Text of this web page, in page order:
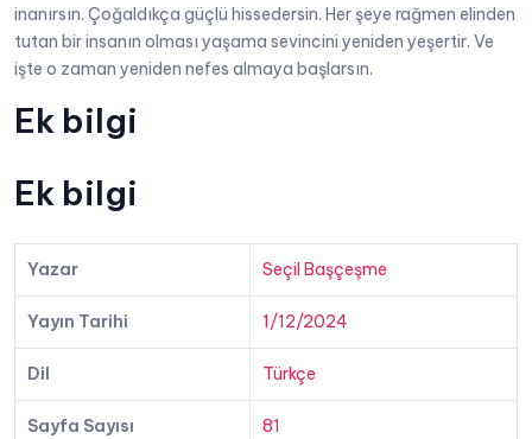
inanırsın. Çoğaldıkça güçlü hissedersin. Her şeye rağmen elinden
tutan bir insanın olması yaşama sevincini yeniden yeşertir. Ve
işte o zaman yeniden nefes almaya başlarsın.
Ek bilgi
Ek bilgi
Yazar Seçil Başçeşme
Yayın Tarihi 1/12/2024
Dil Türkçe
Sayfa Sayısı 81